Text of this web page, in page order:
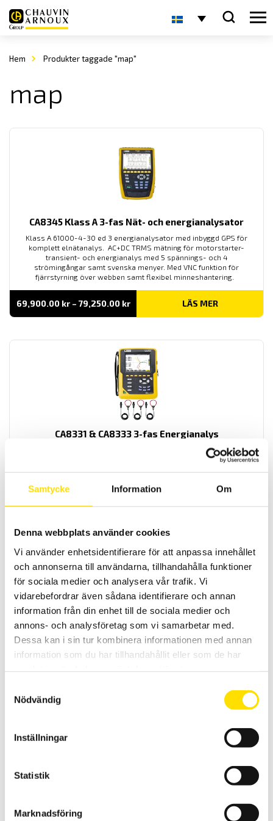
Samtycke Information Om
Denna webbplats använder cookies
Vi använder enhetsidentifierare för att anpassa innehållet
och annonserna till användarna, tillhandahålla funktioner
för sociala medier och analysera vår trafik. Vi
vidarebefordrar även sådana identifierare och annan
information från din enhet till de sociala medier och
annons- och analysföretag som vi samarbetar med.
Dessa kan i sin tur kombinera informationen med annan
information som du har tillhandahållit eller som de har
Nödvändig
Inställningar
Statistik
Marknadsföring
Hem Produkter taggade "map"
map
CA8345 Klass A 3-fas Nät- och energianalysator
Klass A 61000-4-30 ed 3 energianalysator med inbyggd GPS för
komplett elnätanalys. AC+DC TRMS mätning för motorstarter-
transient- och energianalys med 5 spännings- och 4
strömingångar samt svenska menyer. Med VNC funktion för
fjärrstyrning över webben samt flexibel minneshantering.
69,900.00 kr – 79,250.00 krPrisintervall:
till
LÄS MER
CA8331 & CA8333 3-fas Energianalys
AC+DC TRMS energianalysatorer med 4 spännings- och 3
strömingångar med svenska menyer. USB samt SD-kort för
23,900.00kr 42,790.00krPrisintervall:
CA8436 3-fas Energianalys IP67
Komplett elnätanalysator med IP67 kapslingsklass för transient-
och energianalys med 5 spännings- och 4 strömingångar med
62,950.00